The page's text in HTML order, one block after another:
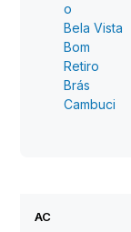
o
Bela Vista
Bom
Retiro
Brás
Cambuci
AC